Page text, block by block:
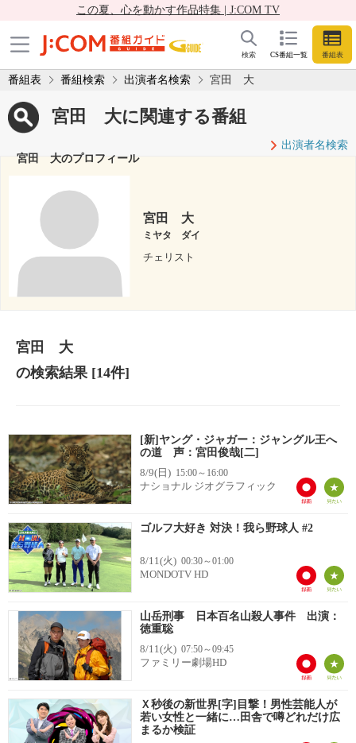
この夏、心を動かす作品特集 | J:COM TV
CS番組一覧 番組表
検索
番組表 番組検索 出演者名検索 宮田 大
宮田 大に関連する番組
出演者名検索
宮田 大のプロフィール
宮田 大
ミヤタ ダイ
チェリスト
宮田 大
の検索結果[14件]
[新]ヤング・ジャガー：ジャングル王へ
の道 声：宮田俊哉[二]
8/9(日) 15:00～16:00
ナショナル ジオグラフィック
ゴルフ大好き 対決！我ら野球人 #2
8/11(火) 00:30～01:00
MONDOTV HD
山岳刑事 日本百名山殺人事件 出演：
徳重聡
8/11(火) 07:50～09:45
ファミリー劇場HD
Ｘ秒後の新世界[字]目撃！男性芸能人が
若い女性と一緒に…田舎で噂どれだけ広
まるか検証